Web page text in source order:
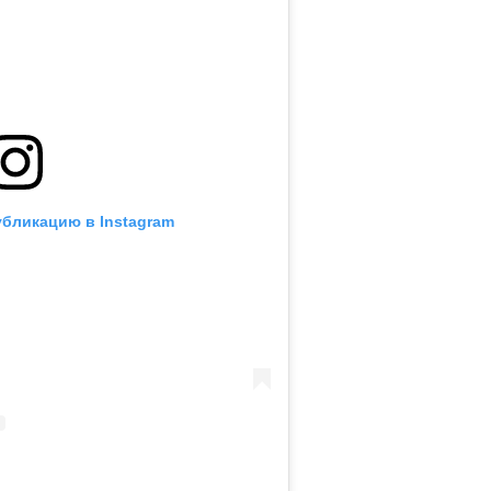
в Instagram